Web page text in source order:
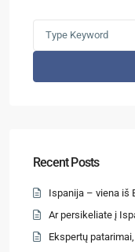
Recent Posts
Ispanija – viena iš
Ar persikeliate į
Ekspertų